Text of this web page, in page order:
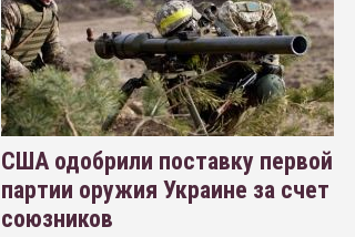
США одобрили поставку первой
партии оружия Украине за счет
союзников